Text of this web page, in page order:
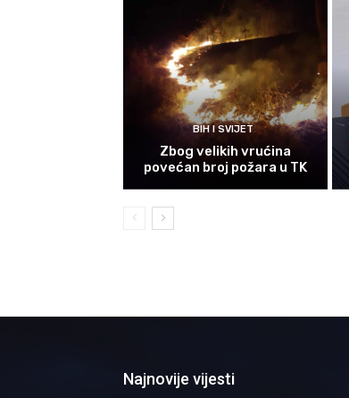
BIH I SVIJET
Zbog velikih vrućina
povećan broj požara u TK
Najnovije vijesti